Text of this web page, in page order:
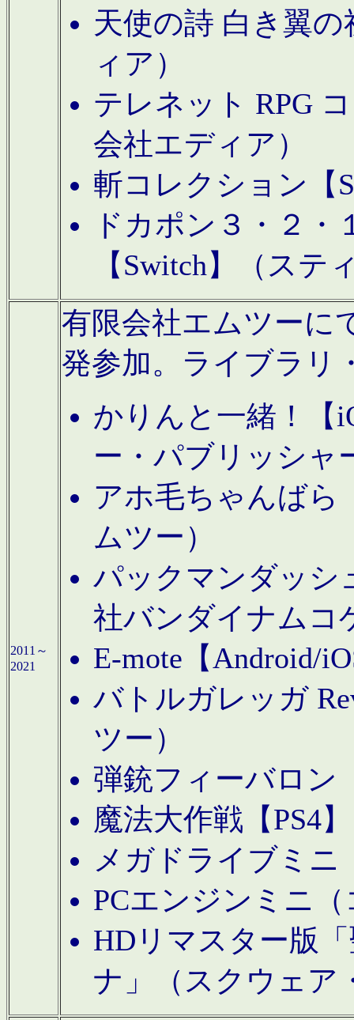
天使の詩 白き翼
ィア）
テレネット RPG
会社エディア）
斬コレクション【
ドカポン３・２
【Switch】（ステ
2011～
2021
有限会社エムツーに
発参加。ライブラリ
かりんと一緒！【
ー・パブリッシャ
アホ毛ちゃんばら
ムツー）
パックマンダッシ
社バンダイナムコ
E-mote【Android/
バトルガレッガ
ツー）
弾銃フィーバロン
魔法大作戦【PS4
メガドライブミニ
PCエンジンミニ
HDリマスター版
ナ」（スクウェア